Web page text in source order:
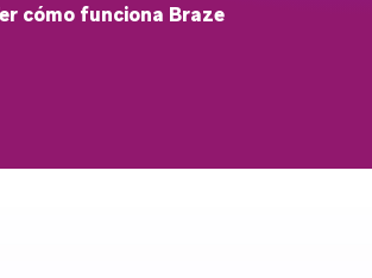
cómo funciona Braze